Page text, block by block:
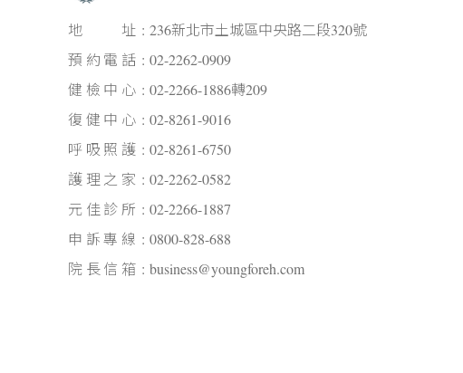
地址
236新北市土城區中央路二段320號
預約電話
02-2262-0909
健檢中心
02-2266-1886轉209
復健中心
02-8261-9016
呼吸照護
02-8261-6750
護理之家
02-2262-0582
元佳診所
02-2266-1887
申訴專線
0800-828-688
院長信箱
business@youngforeh.com